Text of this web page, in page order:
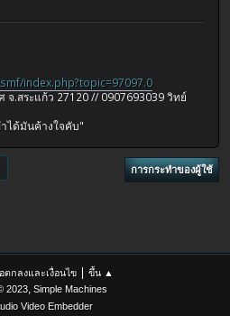
index.php?topic=97097.0
จ.สระแก้ว 27120 // 0907693039 วิทย์
ได้มันค้างใจคับ"
การกระทำของผู้ใช้
ตกลงและเงื่อนไข | ขึ้น ▲
2023, Simple Machines
Video Embedder